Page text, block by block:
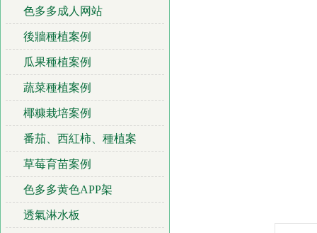
色多多成人网站
後牆種植案例
瓜果種植案例
蔬菜種植案例
椰糠栽培案例
番茄、西紅柿、種植案
草莓育苗案例
色多多黄色APP架
透氣淋水板